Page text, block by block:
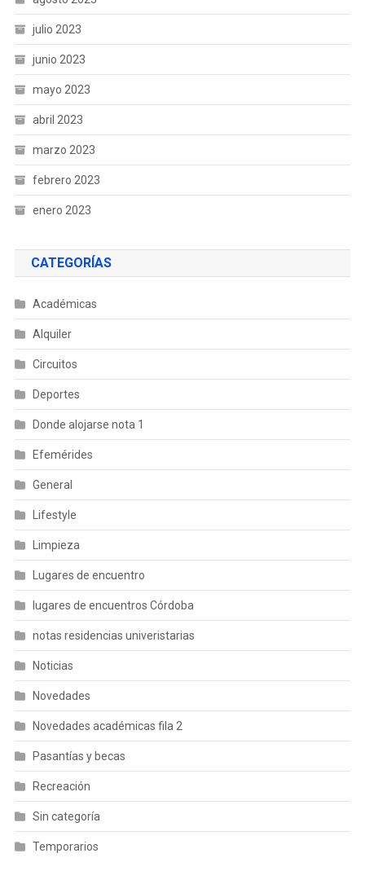
julio 2023
junio 2023
mayo 2023
abril 2023
marzo 2023
febrero 2023
enero 2023
CATEGORÍAS
Académicas
Alquiler
Circuitos
Deportes
Donde alojarse nota 1
Efemérides
General
Lifestyle
Limpieza
Lugares de encuentro
lugares de encuentros Córdoba
notas residencias univeristarias
Noticias
Novedades
Novedades académicas fila 2
Pasantías y becas
Recreación
Sin categoría
Temporarios